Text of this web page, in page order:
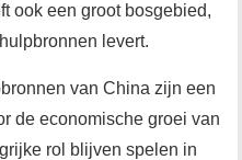
ook een groot bosgebied,
levert.
van China zijn een
de economische groei van
rol blijven spelen in